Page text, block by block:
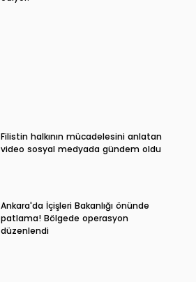
Filistin halkının mücadelesini anlatan
video sosyal medyada gündem oldu
Ankara'da İçişleri Bakanlığı önünde
patlama! Bölgede operasyon
düzenlendi